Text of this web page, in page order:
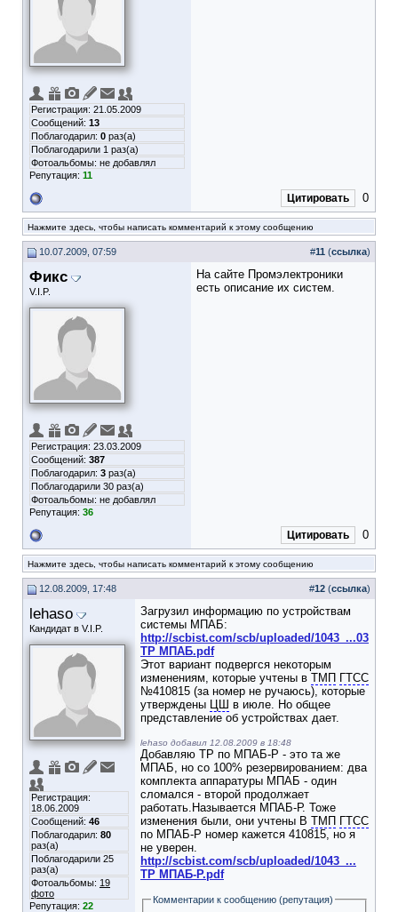
Регистрация: 21.05.2009
Сообщений: 13
Поблагодарил: 0 раз(а)
Поблагодарили 1 раз(а)
Фотоальбомы: не добавлял
Репутация: 11
Цитировать 0
Нажмите здесь, чтобы написать комментарий к этому сообщению
10.07.2009, 07:59 #11 (ссылка)
Фикс
V.I.P.
Регистрация: 23.03.2009
Сообщений: 387
Поблагодарил: 3 раз(а)
Поблагодарили 30 раз(а)
Фотоальбомы: не добавлял
Репутация: 36
На сайте Промэлектроники
есть описание их систем.
Цитировать 0
Нажмите здесь, чтобы написать комментарий к этому сообщению
12.08.2009, 17:48 #12 (ссылка)
lehaso
Кандидат в V.I.P.
Регистрация:
18.06.2009
Сообщений: 46
Поблагодарил: 80
раз(а)
Поблагодарили 25
раз(а)
Фотоальбомы: 19
фото
Репутация: 22
Загрузил информацию по устройствам
системы МПАБ:
http://scbist.com/scb/uploaded/1043_...03
ТР МПАБ.pdf
Этот вариант подвергся некоторым
изменениям, которые учтены в ТМП ГТСС
№410815 (за номер не ручаюсь), которые
утверждены ЦШ в июле. Но общее
представление об устройствах дает.
lehaso добавил 12.08.2009 в 18:48
Добавляю ТР по МПАБ-Р - это та же
МПАБ, но со 100% резервированием: два
комплекта аппаратуры МПАБ - один
сломался - второй продолжает
работать.Называется МПАБ-Р. Тоже
изменения были, они учтены В ТМП ГТСС
по МПАБ-Р номер кажется 410815, но я
не уверен.
http://scbist.com/scb/uploaded/1043_...
ТР МПАБ-Р.pdf
Комментарии к сообщению (репутация)